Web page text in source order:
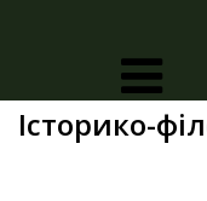
Історико-